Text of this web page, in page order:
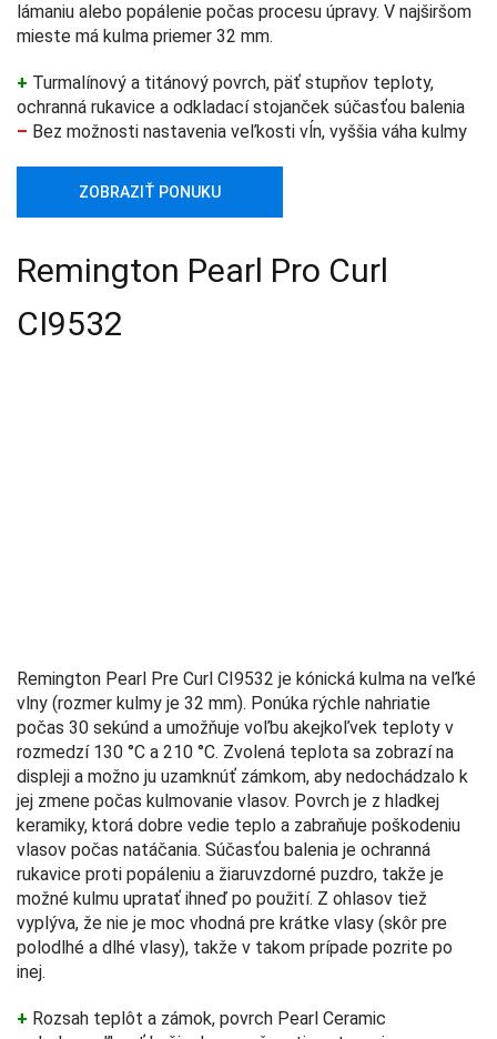
lámaniu alebo popálenie počas procesu úpravy. V najširšom
mieste má kulma priemer 32 mm.
+ Turmalínový a titánový povrch, päť stupňov teploty,
ochranná rukavice a odkladací stojanček súčasťou balenia
– Bez možnosti nastavenia veľkosti vĺn, vyššia váha kulmy
ZOBRAZIŤ PONUKU
Remington Pearl Pro Curl
CI9532
Remington Pearl Pre Curl CI9532 je kónická kulma na veľké
vlny (rozmer kulmy je 32 mm). Ponúka rýchle nahriatie
počas 30 sekúnd a umožňuje voľbu akejkoľvek teploty v
rozmedzí 130 °C a 210 °C. Zvolená teplota sa zobrazí na
displeji a možno ju uzamknúť zámkom, aby nedochádzalo k
jej zmene počas kulmovanie vlasov. Povrch je z hladkej
keramiky, ktorá dobre vedie teplo a zabraňuje poškodeniu
vlasov počas natáčania. Súčasťou balenia je ochranná
rukavice proti popáleniu a žiaruvzdorné puzdro, takže je
možné kulmu upratať ihneď po použití. Z ohlasov tiež
vyplýva, že nie je moc vhodná pre krátke vlasy (skôr pre
polodlhé a dlhé vlasy), takže v takom prípade pozrite po
inej.
+ Rozsah teplôt a zámok, povrch Pearl Ceramic